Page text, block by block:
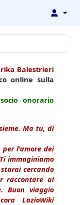
↓
Balestrieri
online sulla
onorario
Ma tu, di
l'amore dei
immaginiamo
cercando
raccontare ai
Buon viaggio
LazioWiki